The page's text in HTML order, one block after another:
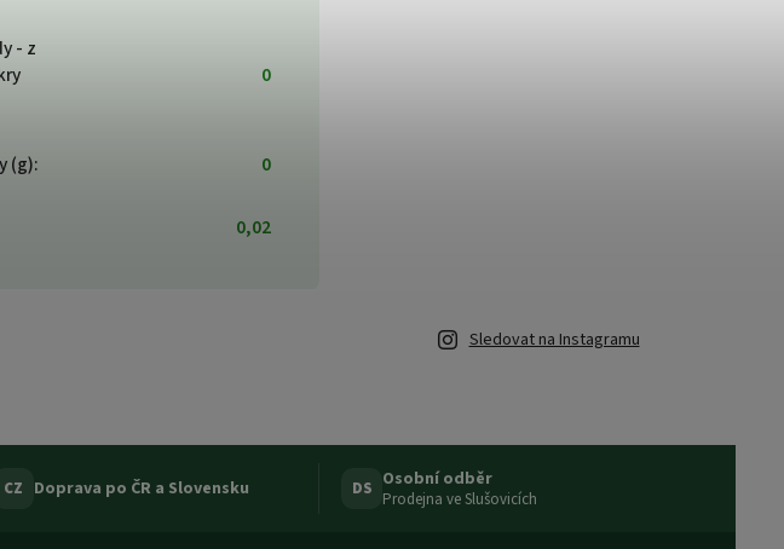
Sledovat na Instagramu
- z
0
(g): 0
0,02
CZ Doprava po ČR a Slovensku DS Osobní odběr
Prodejna ve Slušovicích